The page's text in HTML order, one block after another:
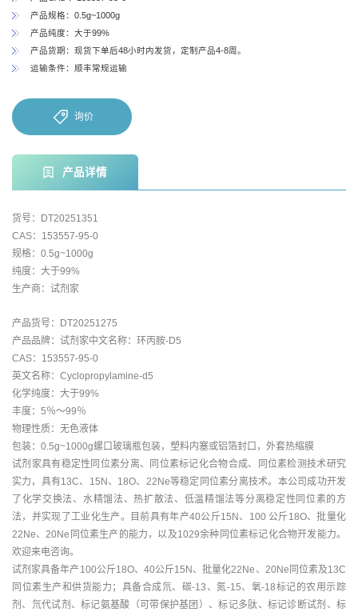
产品规格：0.5g~1000g
产品纯度：大于99%
产品货期：现货下单后48小时内发货，定制产品4-8周。
运输条件：顺丰常规运输
询价
产品详情
货号：DT20251351
CAS：153557-95-0
规格：0.5g~1000g
纯度：大于99%
生产商：试剂家
产品货号：DT20251275
产品品牌：试剂家中文名称：环丙胺-D5
CAS：153557-95-0
英文名称：Cyclopropylamine-d5
化学纯度：大于99%
丰度：5％～99％
物理性质：无色液体
包装：0.5g~1000g螺口玻璃瓶包装，塑料内塞或铝箔封口，外套热缩膜
试剂家具有稳定性同位素分离、同位素标记化合物合成、同位素检测技术研究
实力，具有13C、15N、18O、22Ne等稳定同位素分离技术。本公司成功开发
了化学交换法、水精馏法、热扩散法、低温精馏法等分离稳定性同位素的方
法，并实现了工业化生产。目前具有年产40公斤15N、100 公斤18O、批量化
22Ne、20Ne同位素生产的能力，以及1029余种同位素标记化合物开发能力。
欢迎来电咨询。
试剂家具备年产100公斤18O、40公斤15N、批量化22Ne、20Ne同位素及13C
同位素生产和供货能力；具备合成氘、碳-13、氮-15、氧-18标记的农用示踪
剂、氘代试剂、标记氨基酸（可带保护基团）、标记多肽、标记诊断试剂、标